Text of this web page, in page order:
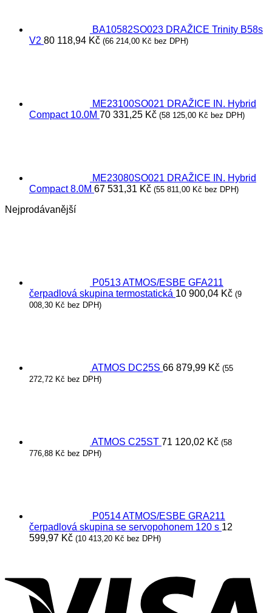
BA10582SO023 DRAŽICE Trinity B58s
V2 80 118,94 Kč (66 214,00 Kč bez DPH)
ME23100SO021 DRAŽICE IN. Hybrid
Compact 10.0M 70 331,25 Kč (58 125,00 Kč bez DPH)
ME23080SO021 DRAŽICE IN. Hybrid
Compact 8.0M 67 531,31 Kč (55 811,00 Kč bez DPH)
Nejprodávanější
P0513 ATMOS/ESBE GFA211
čerpadlová skupina termostatická 10 900,04 Kč (9
008,30 Kč bez DPH)
ATMOS DC25S 66 879,99 Kč (55
272,72 Kč bez DPH)
ATMOS C25ST 71 120,02 Kč (58
776,88 Kč bez DPH)
P0514 ATMOS/ESBE GRA211
čerpadlová skupina se servopohonem 120 s 12
599,97 Kč (10 413,20 Kč bez DPH)